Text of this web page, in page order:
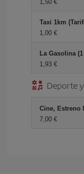
1,50 €
Taxi 1km
1,00 €
La Gasolina
1,93 €
Deporte
Cine, Estreno
7,00 €